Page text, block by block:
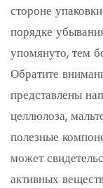
стороне
порядке
упомянуто, тем
Обратите
представлены
целлюлоза,
полезные
может
активных